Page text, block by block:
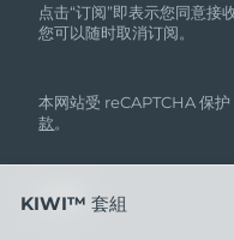
点击“订阅”即表示您同意接
您可以随时取消订阅。
本网站受 reCAPTCHA 保
款。
KIWI™ 套組